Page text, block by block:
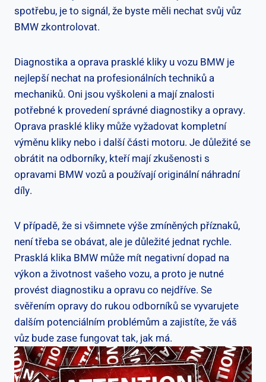
spotřebu, je to signál, že ​byste měli ‌nechat​ svůj‌ vůz
BMW⁣ zkontrolovat.
Diagnostika a oprava prasklé kliky​ u vozu BMW⁢ je
nejlepší⁣ nechat‌ na ⁣profesionálních techniků a
mechaniků. Oni ​jsou‍ vyškoleni‌ a ⁣mají znalosti
potřebné ‍k provedení správné⁣ diagnostiky a opravy.
Oprava⁤ prasklé kliky ⁢může‌ vyžadovat kompletní
výměnu ⁤kliky nebo i další části motoru. Je důležité se
obrátit na odborníky,​ kteří ⁣mají zkušenosti s
opravami BMW vozů⁣ a používají originální‍ náhradní
díly.
V‌ případě, že ⁤si všimnete ⁤výše​ zmíněných příznaků,​
není třeba se obávat, ale je‌ důležité jednat rychle.
Prasklá ⁢klika BMW může​ mít negativní dopad na ​
výkon a​ životnost vašeho⁤ vozu, a proto je ⁣nutné
provést⁢ diagnostiku a opravu co nejdříve. Se
svěřením ⁣opravy do rukou odborníků se vyvarujete
dalším potenciálním⁢ problémům⁤ a zajistíte, že váš
vůz bude⁤ zase fungovat tak, jak⁢ má.